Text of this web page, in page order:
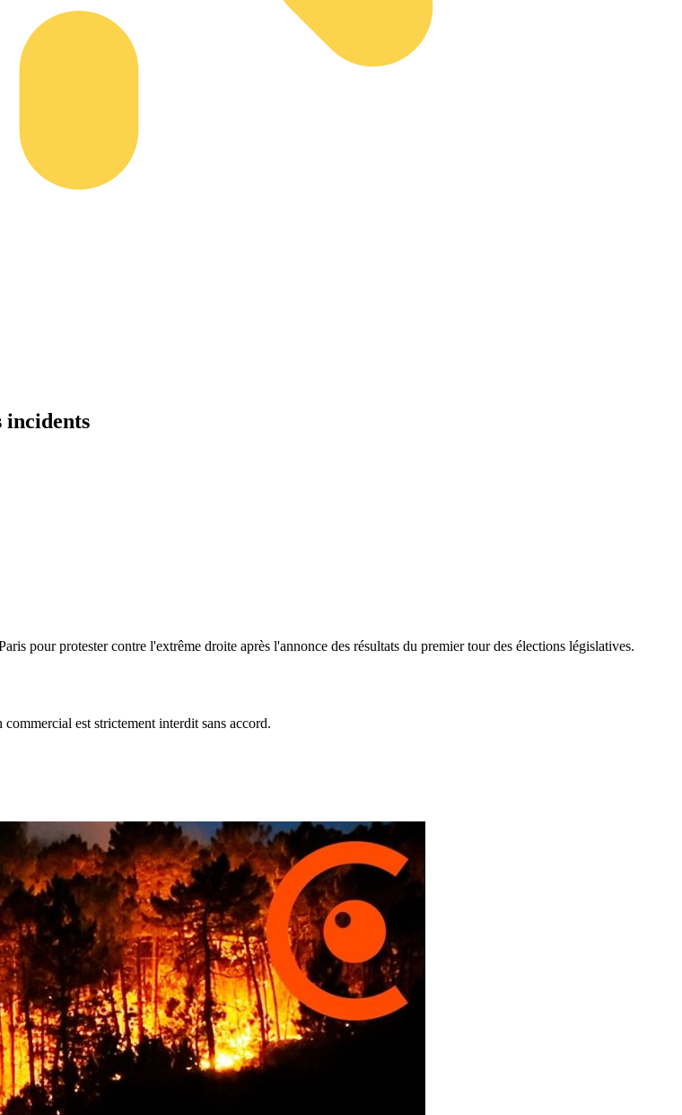
incidents
pour protester contre l'extrême droite après l'annonce des résultats du premier tour des élections législatives.
est strictement interdit sans accord.